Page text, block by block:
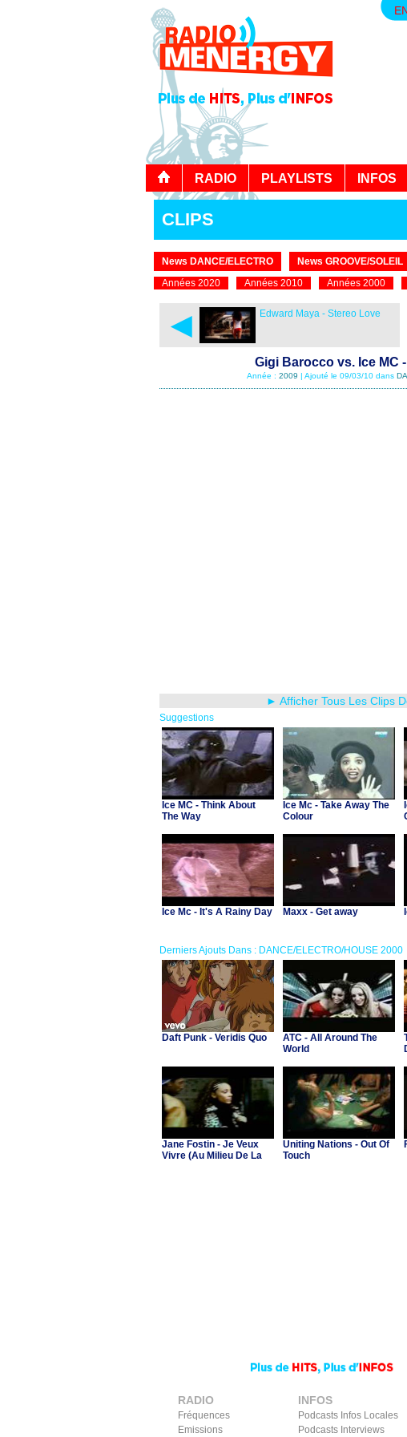
RADIO PLAYLISTS INFOS
CLIPS
News DANCE/ELECTRO News GROOVE/SOLEIL
Années 2020
Années 2010 Années 2000
◄ Edward Maya - Stereo Love
Gigi Barocco vs. Ice MC
Année : 2009 | Ajouté le 09/03/10 dans
► Afficher Tous Les Clips
Suggestions
Ice MC - Think About
The Way
Ice Mc - Take Away The
Colour
Ice Mc - It's A Rainy Day Maxx - Get away
Derniers Ajouts Dans : DANCE/ELECTRO/HOUSE 2000
Daft Punk - Veridis Quo
ATC - All Around The
World
Jane Fostin - Je Veux
Vivre (Au Milieu De La
Uniting Nations - Out Of
Touch
RADIO
Fréquences
Emissions
INFOS
Podcasts Infos Locales
Podcasts Interviews